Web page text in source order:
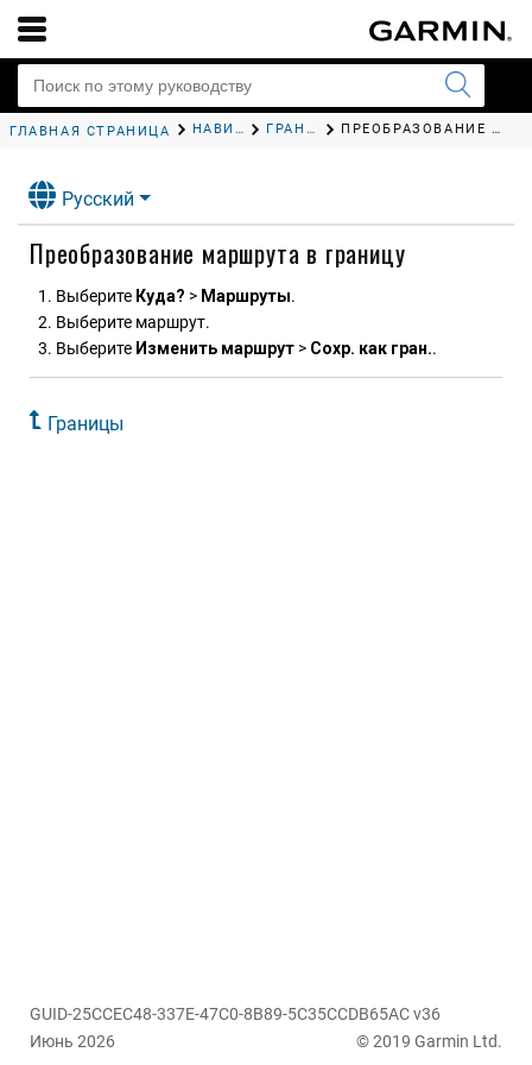
ГЛАВНАЯ СТРАНИЦА НАВИГАЦИЯ ПРИ ПОМОЩИ КАРТПЛОТТЕРА ГРАНИЦЫ ПРЕОБРАЗОВАНИЕ МАРШРУТА В ГРАНИЦУ
Русский
Преобразование маршрута в границу
Выберите Куда? > Маршруты.
Выберите маршрут.
Выберите Изменить маршрут > Сохр. как гран..
Границы
GUID-25CCEC48-337E-47C0-8B89-5C35CCDB65AC v36
Июнь 2026
© 2019 Garmin Ltd.